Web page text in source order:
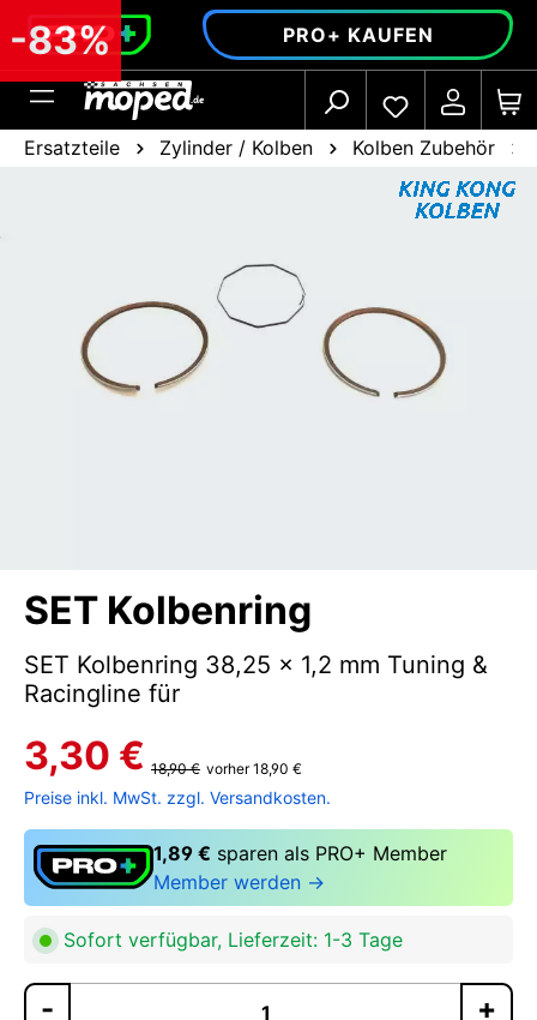
springen PRO+ KAUFEN
Ersatzteile Zylinder / Kolben Kolben Zubehör
SET Kolbenring
SET Kolbenring 38,25 x 1,2 mm Tuning &
Racingline für
3,30 € 18,90 €
-83%
vorher 18,90 €
Preise inkl. MwSt. zzgl. Versandkosten.
1,89 € sparen als PRO+ Member
Member werden →
Sofort verfügbar, Lieferzeit: 1-3 Tage